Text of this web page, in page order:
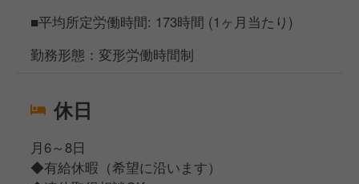
■平均所定労働時間: 173時間 (1ヶ月当たり)
勤務形態：変形労働時間制
休日
月6～8日
◆有給休暇（希望に沿います）